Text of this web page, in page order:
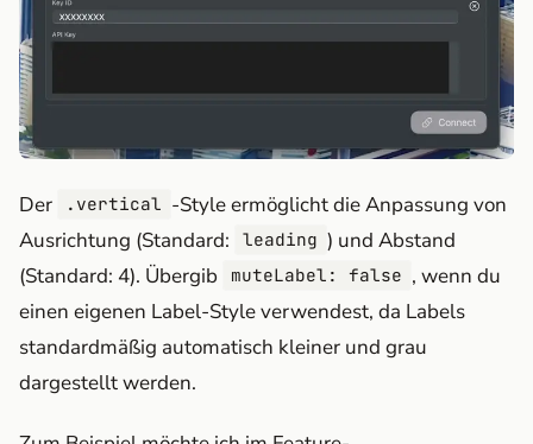
Der .vertical -Style ermöglicht die Anpassung von
Ausrichtung (Standard:
leading ) und Abstand
(Standard: 4). Übergib
muteLabel: false , wenn du
einen eigenen Label-Style verwendest, da Labels
standardmäßig automatisch kleiner und grau
dargestellt werden.